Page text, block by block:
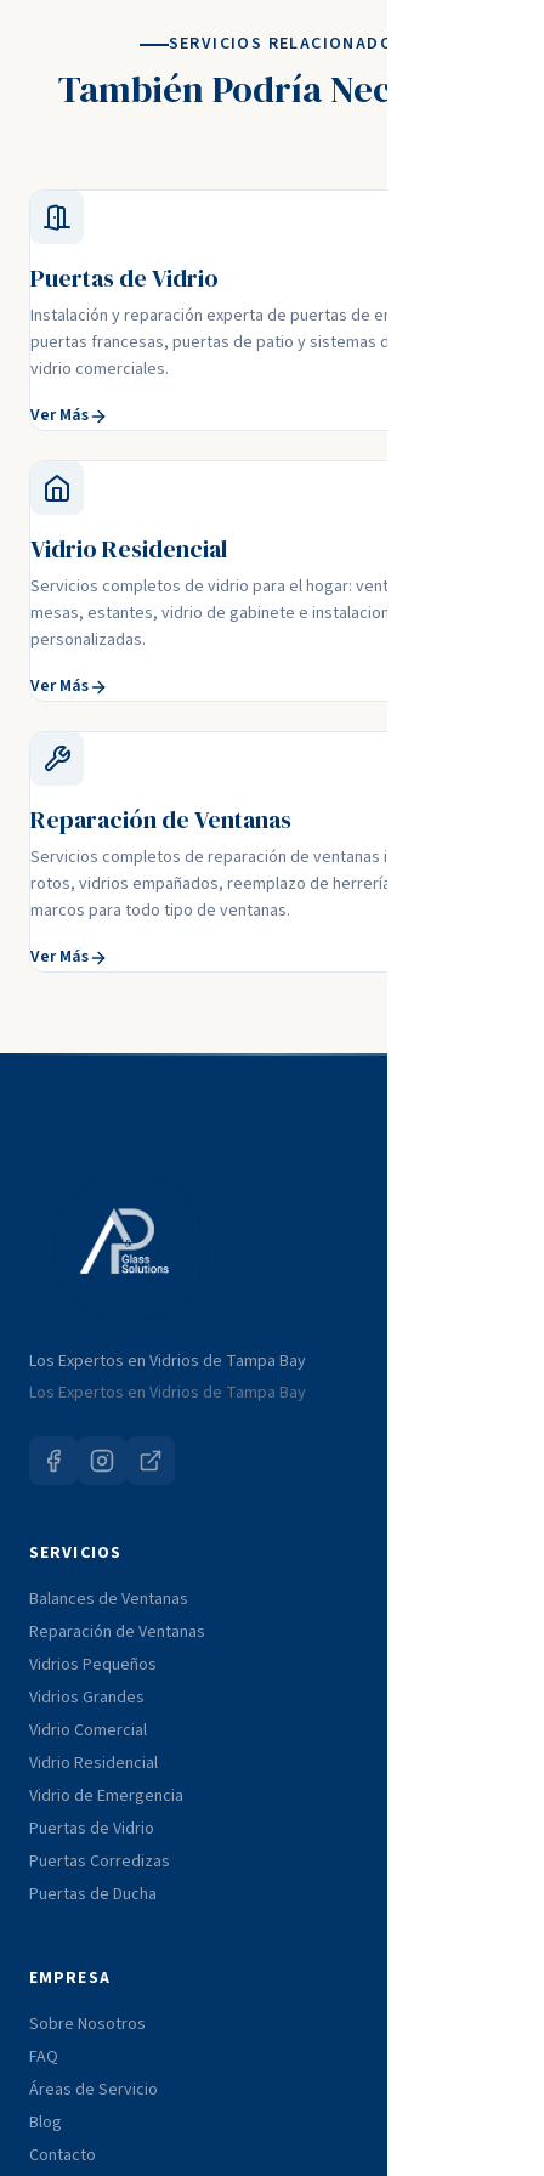
SERVICIOS RELACIONADOS
También Podría Necesitar
Puertas de Vidrio
Instalación y reparación experta de puertas de entrada de vidrio,
puertas francesas, puertas de patio y sistemas de puertas de
vidrio comerciales.
Ver Más
Vidrio Residencial
Servicios completos de vidrio para el hogar: ventanas, espejos,
mesas, estantes, vidrio de gabinete e instalaciones residenciales
personalizadas.
Ver Más
Reparación de Ventanas
Servicios completos de reparación de ventanas incluyendo sellos
rotos, vidrios empañados, reemplazo de herrería y reparación de
marcos para todo tipo de ventanas.
Ver Más
Los Expertos en Vidrios de Tampa Bay
Los Expertos en Vidrios de Tampa Bay
SERVICIOS
Balances de Ventanas
Reparación de Ventanas
Vidrios Pequeños
Vidrios Grandes
Vidrio Comercial
Vidrio Residencial
Vidrio de Emergencia
Puertas de Vidrio
Puertas Corredizas
Puertas de Ducha
EMPRESA
Sobre Nosotros
FAQ
Áreas de Servicio
Blog
Contacto